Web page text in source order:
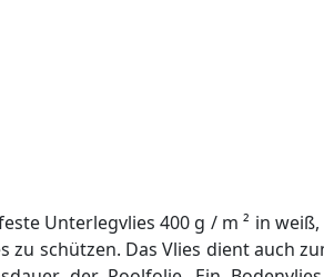
Unterlegvlies 400 g / m ² in
schützen. Das Vlies dient auch